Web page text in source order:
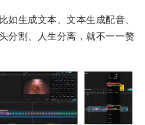
如生成文本、文本生成配音、
分割、人生分离，就不一一赘